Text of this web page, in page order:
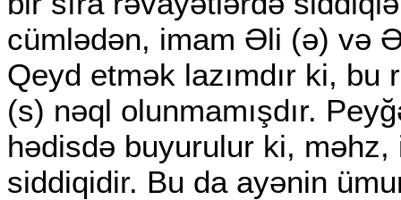
cümlədən, imam Əli (ə) və
Qeyd etmək lazımdır ki,
(s) nəql olunmamışdır.
hədisdə buyurulur ki,
siddiqidir. Bu da ayənin